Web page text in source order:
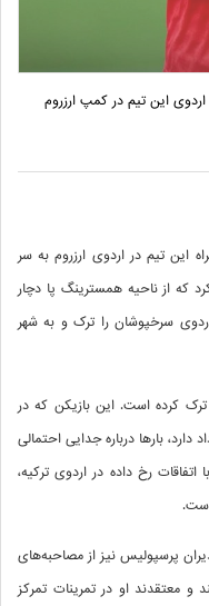
این تیم در کمپ ارزروم
این تیم در اردوی ارزروم به سر
که از ناحیه همسترینگ پا دچار
سرخپوشان را ترک و به شهر
کرده است. این بازیکن که در
بارها درباره جدایی احتمالی
رخ داده در اردوی ترکیه،
پرسپولیس نیز از مصاحبه‌های
معتقدند او در تمرینات تمرکز